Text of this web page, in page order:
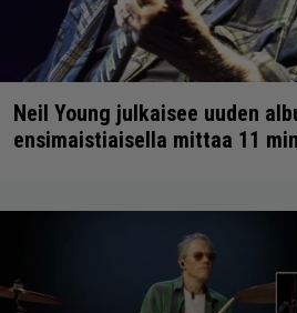
Neil Young julkaisee uuden
ensimaistiaisella mittaa 11